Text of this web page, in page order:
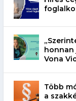
honnan
Vona
Több
a